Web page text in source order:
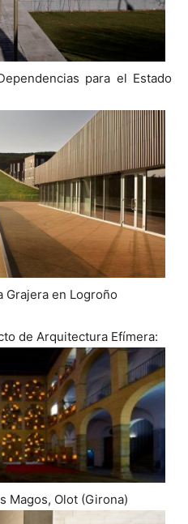
para el Estado
Grajera en Logroño
de Arquitectura Efímera:
Magos, Olot (Girona)